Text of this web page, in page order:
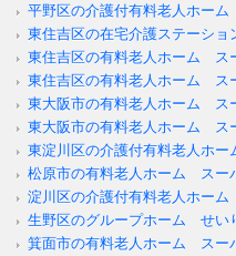
平野区の介護付有料老人ホー
東住吉区の在宅介護ステーシ
東住吉区の有料老人ホーム ス
東住吉区の有料老人ホーム ス
東大阪市の有料老人ホーム ス
東大阪市の有料老人ホーム ス
東淀川区の介護付有料老人ホ
松原市の有料老人ホーム スー
淀川区の介護付有料老人ホー
生野区のグループホーム せい
箕面市の有料老人ホーム スー